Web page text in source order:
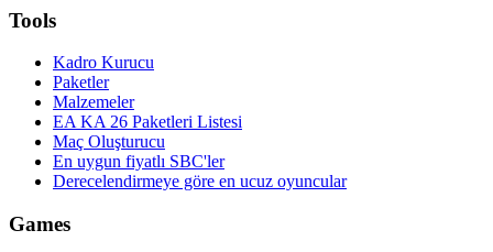
Tools
Kadro Kurucu
Paketler
Malzemeler
EA KA 26 Paketleri Listesi
Maç Oluşturucu
En uygun fiyatlı SBC'ler
Derecelendirmeye göre en ucuz oyuncular
Games